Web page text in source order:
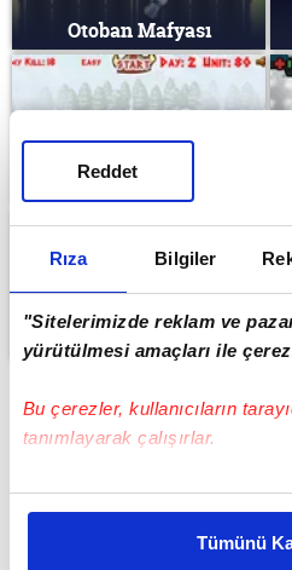
Rıza Bilgiler
"Sitelerimizde reklam ve
yürütülmesi amaçları ile
Bu çerezler, kullanıcıların
tanımlayarak çalışırlar.
Bu çerezlere izin vermeniz
daha iyi reklam deneyimi
Tümünü
Reddet
Otoban Mafyası
4 Savaşçı
Omuz Omuza